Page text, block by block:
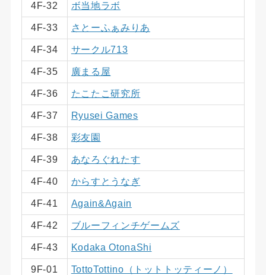
4F-32 ボ当地ラボ
4F-33 さとーふぁみりあ
4F-34 サークル713
4F-35 廣まる屋
4F-36 たこたこ研究所
4F-37 Ryusei Games
4F-38 彩友園
4F-39 あなろぐれたす
4F-40 からすとうなぎ
4F-41 Again&Again
4F-42 ブルーフィンチゲームズ
4F-43 Kodaka OtonaShi
9F-01 TottoTottino（トットトッティーノ）